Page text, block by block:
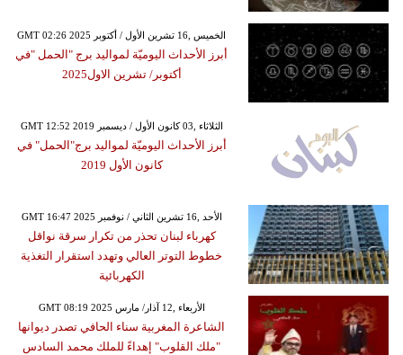
GMT 02:26 2025 الخميس ,16 تشرين الأول / أكتوبر
أبرز الأحداث اليوميّة لمواليد برج "الحمل "في
أكتوبر/ تشرين الاول2025
GMT 12:52 2019 الثلاثاء ,03 كانون الأول / ديسمبر
أبرز الأحداث اليوميّة لمواليد برج"الحمل" في
كانون الأول 2019
GMT 16:47 2025 الأحد ,16 تشرين الثاني / نوفمبر
كهرباء لبنان تحذر من تكرار سرقة نواقل
خطوط التوتر العالي وتهدد استقرار التغذية
الكهربائية
GMT 08:19 2025 الأربعاء ,12 آذار/ مارس
الشاعرة المغربية سناء الحافي تصدر ديوانها
"ملك القلوب" إهداءً للملك محمد السادس